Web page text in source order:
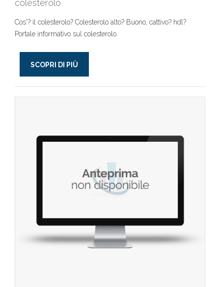
colesterolo
Cos'? il colesterolo? Colesterolo alto? Buono, cattivo? hdl?
Portale informativo sul colesterolo.
SCOPRI DI PIÙ